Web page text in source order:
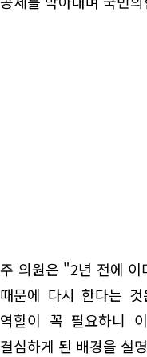
주 의원은 "2년 전에 이
때문에 다시 한다는
역할이 꼭 필요하니
결심하게 된 배경을 설